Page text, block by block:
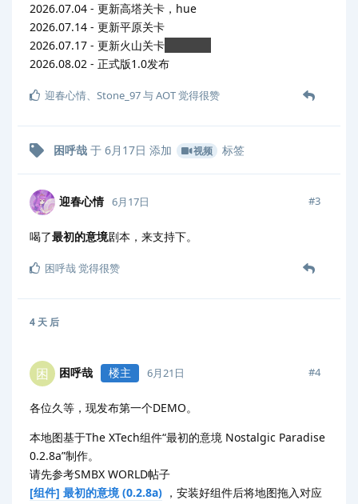
2026.07.04 - 更新高塔关卡，hue
2026.07.14 - 更新平原关卡
2026.07.17 - 更新火山关卡
2026.08.02 - 正式版1.0发布
迎春心情、 Stone_97与AOT觉得很赞
困呼哉 于 6月17日 添加 视频 标签
迎春心情 6月17日 #3
喝了最初的意境剧本，来支持下。
困呼哉觉得很赞
4 天 后
困 困呼哉 楼主 6月21日 #4
各位久等，现发布第一个DEMO。
本地图基于The XTech组件“最初的意境 Nostalgic Paradise
0.2.8a”制作。
请先参考SMBX WORLD帖子
[组件] 最初的意境 (0.2.8a) ，安装好组件后将地图拖入对应